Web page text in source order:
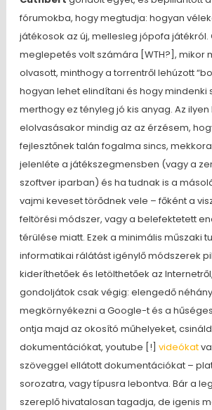
fórumokba, hogy megtudja: hogyan
játékosok az új, mellesleg jópofa játékról.
meglepetés volt számára [WTH?], mikor
olvasott, minthogy a torrentről lehúzott
hogyan lehet elindítani és hogy mindenki
merthogy ez tényleg jó kis anyag. Az
elolvasásakor mindig az az érzésem,
fejlesztőnek talán fogalma sincs,
jelenléte a játékszegmensben (vagy a
szoftver iparban) és ha tudnak is a
vajmi keveset törődnek vele – főként a
feltörési módszer, vagy a belefektetett
térülése miatt. Ezek a minimális műszaki
informatikai rálátást igénylő módszerek
kideríthetőek és letölthetőek az
gondoljátok csak végig: elengedő
megkörnyékezni a Google-t és a
ontja majd az okosító műhelyeket,
dokumentációkat, youtube [!] videókat
szöveggel ellátott dokumentációkat –
sorozatra, vagy típusra lebontva. Bár a
szereplő hivatalosan tagadja, de igenis